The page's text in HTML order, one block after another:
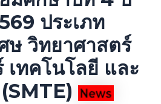
ประเภท
ษ วิทยาศาสตร์
ทคโนโลยี และ